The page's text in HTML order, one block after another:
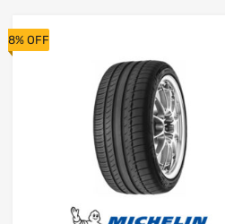
8% OFF